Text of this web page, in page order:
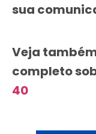
sua
Veja
completo
40